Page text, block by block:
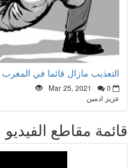
التعذيب مازال قائما في المغرب
Mar 25, 2021
0
عزيز ادمين
قائمة مقاطع الفيديو